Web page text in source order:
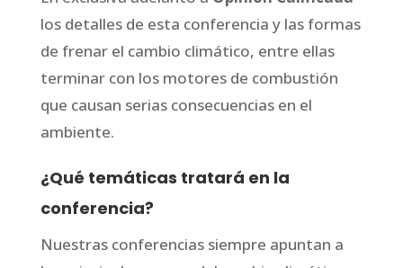
los detalles de esta conferencia y las formas
de frenar el cambio climático, entre ellas
terminar con los motores de combustión
que causan serias consecuencias en el
ambiente.
¿Qué temáticas tratará en la
conferencia?
Nuestras conferencias siempre apuntan a